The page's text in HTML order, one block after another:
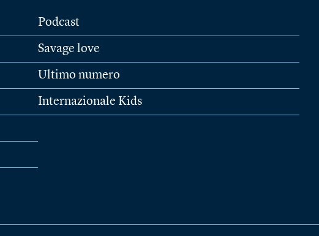
Podcast
Savage love
Ultimo numero
Internazionale Kids